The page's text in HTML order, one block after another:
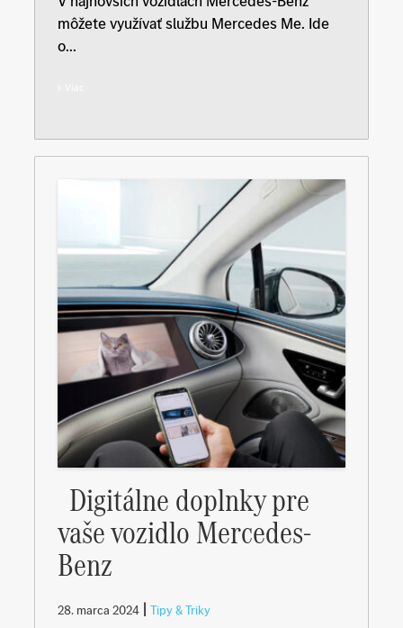
môžete využívať službu Mercedes Me. Ide
o...
Digitálne doplnky pre
vaše vozidlo Mercedes-
Benz
28. marca 2024 | Tipy & Triky